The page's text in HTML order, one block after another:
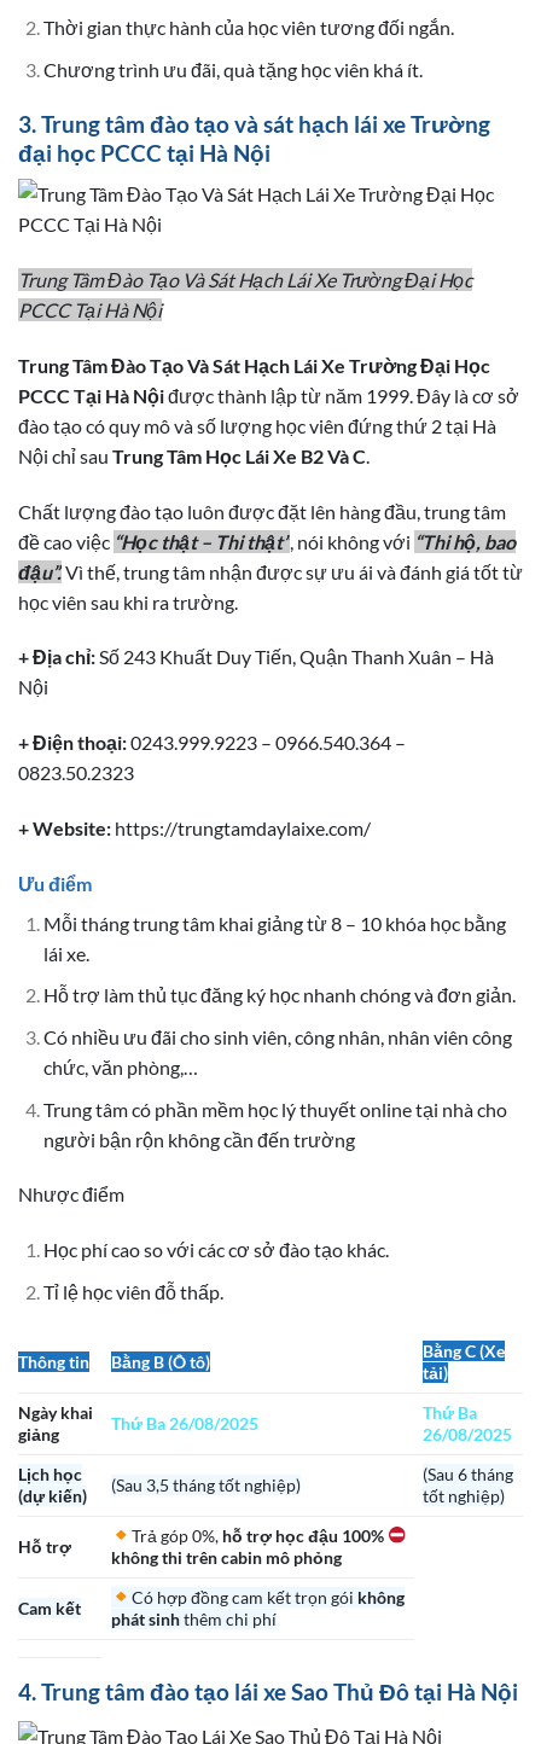
Thời gian thực hành của học viên tương đối ngắn.
Chương trình ưu đãi, quà tặng học viên khá ít.
3. Trung tâm đào tạo và sát hạch lái xe Trường
đại học PCCC tại Hà Nội
Trung Tâm Đào Tạo Và Sát Hạch Lái Xe Trường Đại Học
PCCC Tại Hà Nội
Trung Tâm Đào Tạo Và Sát Hạch Lái Xe Trường Đại Học
PCCC Tại Hà Nộiđược thành lập từ năm 1999. Đây là cơ sở
đào tạo có quy mô và số lượng học viên đứng thứ 2 tại Hà
Nội chỉ sau Trung Tâm Học Lái Xe B2 Và C
Chất lượng đào tạo luôn được đặt lên hàng đầu, trung tâm
đề cao việc “Học thật – Thi thật” , nói không với “Thi hộ, bao
đậu”.Vì thế, trung tâm nhận được sự ưu ái và đánh giá tốt từ
học viên sau khi ra trường.
+ Địa chỉ:Số 243 Khuất Duy Tiến, Quận Thanh Xuân – Hà
Nội
+ Điện thoại:0243.999.9223 – 0966.540.364 –
0823.50.2323
+ Website: https://trungtamdaylaixe.com/
Ưu điểm
Mỗi tháng trung tâm khai giảng từ 8 – 10 khóa học bằng
lái xe.
Hỗ trợ làm thủ tục đăng ký học nhanh chóng và đơn giản.
Có nhiều ưu đãi cho sinh viên, công nhân, nhân viên công
chức, văn phòng,…
Trung tâm có phần mềm học lý thuyết online tại nhà cho
người bận rộn không cần đến trường
Nhược điểm
Học phí cao so với các cơ sở đào tạo khác.
Tỉ lệ học viên đỗ thấp.
Thông tin Bằng B (Ô tô)
Bằng C (Xe
tải)
Ngày khai
giảng
Thứ Ba 26/08/2025
Thứ Ba
26/08/2025
Lịch học
(dự kiến)
(Sau 3,5 tháng tốt nghiệp)
(Sau 6 tháng
tốt nghiệp)
Hỗ trợ
Trả góp 0%, hỗ trợ học đậu 100%
không thi trên cabin mô phỏng
Cam kết
Có hợp đồng cam kết trọn gói không
phát sinhthêm chi phí
4. Trung tâm đào tạo lái xe Sao Thủ Đô tại Hà Nội